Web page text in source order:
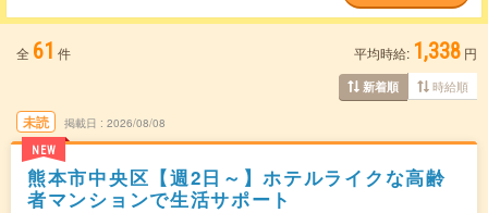
全 61 件 平均時給: 1,338 円
新着順 時給順
未読
NEW
掲載日 2026/08/08
熊本市中央区【週2日～】ホテルライクな高齢
者マンションで生活サポート